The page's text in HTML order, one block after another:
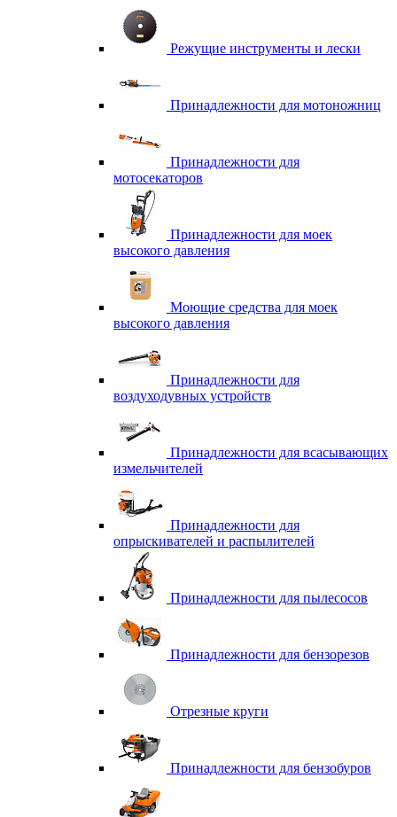
Режущие инструменты и лески
Принадлежности для мотоножниц
Принадлежности для
мотосекаторов
Принадлежности для моек
высокого давления
Моющие средства для моек
высокого давления
Принадлежности для
воздуходувных устройств
Принадлежности для всасывающих
измельчителей
Принадлежности для
опрыскивателей и распылителей
Принадлежности для пылесосов
Принадлежности для бензорезов
Отрезные круги
Принадлежности для бензобуров